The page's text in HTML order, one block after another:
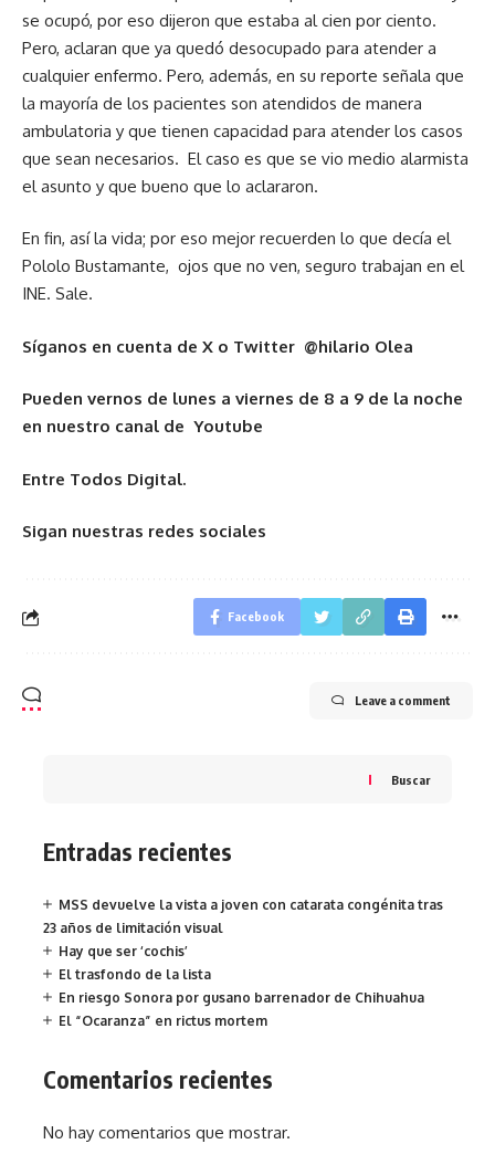
se ocupó, por eso dijeron que estaba al cien por ciento.
Pero, aclaran que ya quedó desocupado para atender a
cualquier enfermo. Pero, además, en su reporte señala que
la mayoría de los pacientes son atendidos de manera
ambulatoria y que tienen capacidad para atender los casos
que sean necesarios. El caso es que se vio medio alarmista
el asunto y que bueno que lo aclararon.
En fin, así la vida; por eso mejor recuerden lo que decía el
Pololo Bustamante, ojos que no ven, seguro trabajan en el
INE. Sale.
Síganos en cuenta de X o Twitter @hilario Olea
Pueden vernos de lunes a viernes de 8 a 9 de la noche
en nuestro canal de Youtube
Entre Todos Digital.
Sigan nuestras redes sociales
Facebook
Leave a comment
Buscar
Entradas recientes
MSS devuelve la vista a joven con catarata congénita tras
23 años de limitación visual
Hay que ser ‘cochis’
El trasfondo de la lista
En riesgo Sonora por gusano barrenador de Chihuahua
El “Ocaranza” en rictus mortem
Comentarios recientes
No hay comentarios que mostrar.